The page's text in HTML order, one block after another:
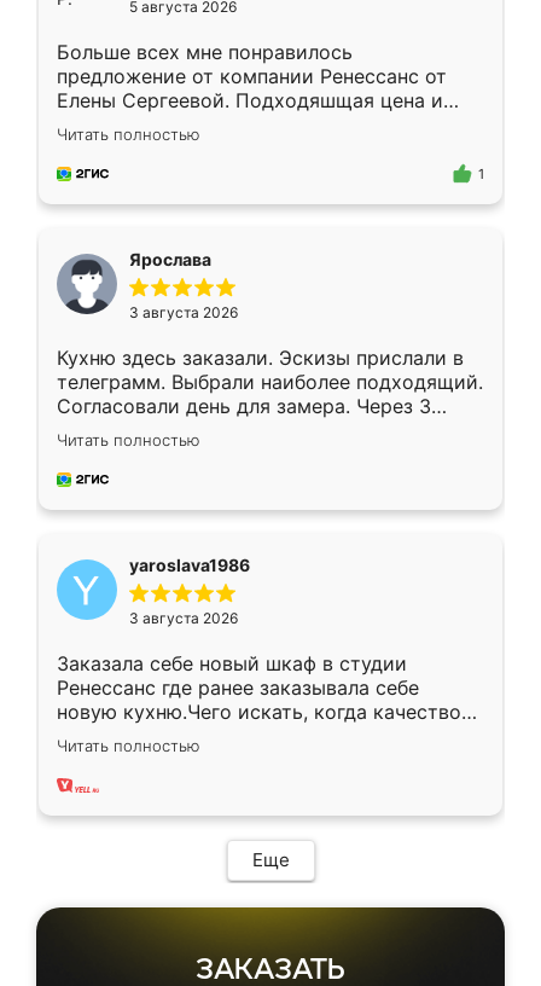
5 августа 2026
Больше всех мне понравилось
предложение от компании Ренессанс от
Елены Сергеевой. Подходяшщая цена и
короткие сроки изготовления. Приехавший
для замера сотрудник Владислав
предложил по моему эскизу самый
Читать полностью
1
Ярослава
3 августа 2026
Кухню здесь заказали. Эскизы прислали в
телеграмм. Выбрали наиболее подходящий.
Согласовали день для замера. Через 3
недели кухня была уже готова. Остались
довольны работой. Спасибо Ренессанс
мебель за качественную работу!
Читать полностью
yaroslava1986
3 августа 2026
Заказала себе новый шкаф в студии
Ренессанс где ранее заказывала себе
новую кухню.Чего искать, когда качеством
вполне довольна. Служит кухня уже почти
два года, нареканий нет.
Читать полностью
Еще
ЗАКАЗАТЬ